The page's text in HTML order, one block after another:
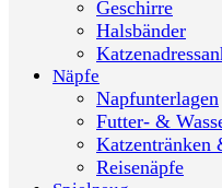
Geschirre
Halsbänder
Näpfe
Napfunterlagen
Futter- &
Katzentränken
Reisenäpfe